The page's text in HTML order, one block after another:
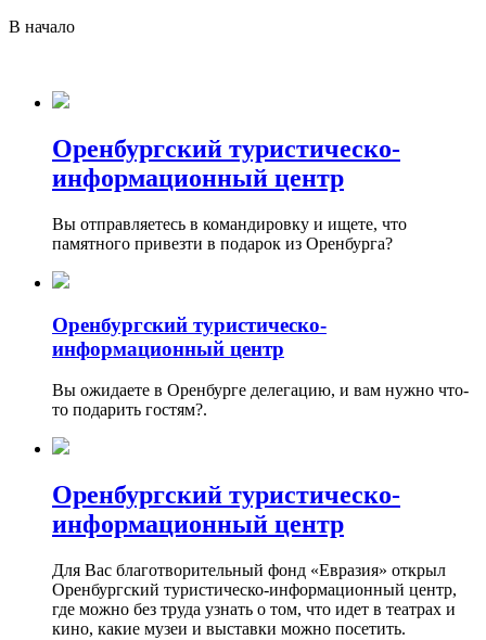
В начало
Оренбургский туристическо-
информационный центр
Вы отправляетесь в командировку и ищете, что
памятного привезти в подарок из Оренбурга?
Оренбургский туристическо-
информационный центр
Вы ожидаете в Оренбурге делегацию, и вам нужно что-
то подарить гостям?.
Оренбургский туристическо-
информационный центр
Для Вас благотворительный фонд «Евразия» открыл
Оренбургский туристическо-информационный центр,
где можно без труда узнать о том, что идет в театрах и
кино, какие музеи и выставки можно посетить.